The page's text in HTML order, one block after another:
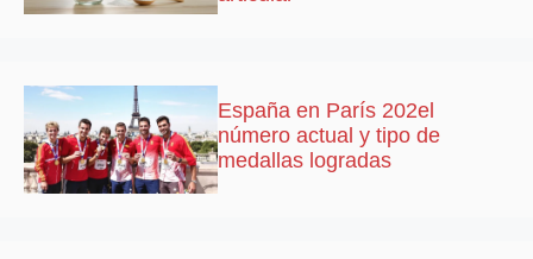
España en París 202el
número actual y tipo de
medallas logradas